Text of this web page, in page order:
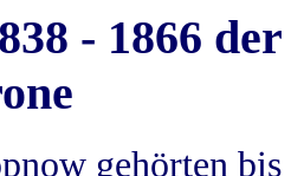
- 1866
gehörten